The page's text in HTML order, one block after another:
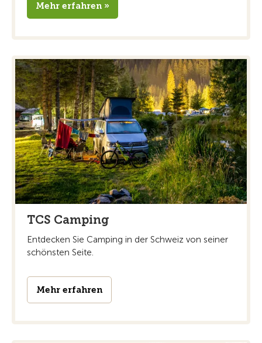
Mehr erfahren »
TCS Camping
Entdecken Sie Camping in der Schweiz von seiner
schönsten Seite.
Mehr erfahren